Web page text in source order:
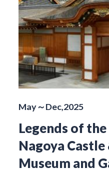
May～Dec,2025
Legends of the
Nagoya
Museum and